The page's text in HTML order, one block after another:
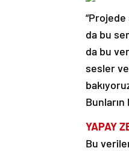
da bu
da bu
sesler
YAPAY
Bu